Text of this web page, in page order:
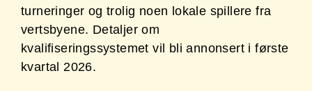
turneringer og trolig noen lokale spillere fra
vertsbyene. Detaljer om
kvalifiseringssystemet vil bli annonsert i første
kvartal 2026.